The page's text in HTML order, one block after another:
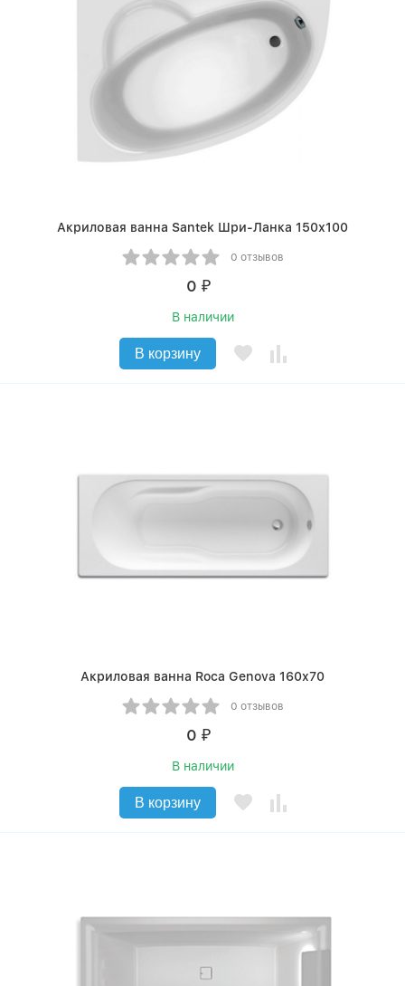
Акриловая ванна Santek Шри-Ланка 150х100
0 отзывов
0 ₽
В наличии
В корзину
Акриловая ванна Roca Genova 160x70
0 отзывов
0 ₽
В наличии
В корзину